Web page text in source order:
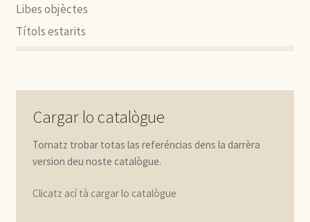
Libes objèctes
Títols estarits
Cargar lo catalògue
Tornatz trobar totas las referéncias dens la darrèra
version deu noste catalògue.
Clicatz ací tà cargar lo catalògue